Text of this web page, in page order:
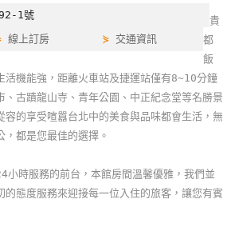
1號
線上訂房 ⋟ 交通資訊
貴
都
飯
活機能強，距離火車站及捷運站僅有8~10分鐘
、古蹟龍山寺、青年公園、中正紀念堂等名勝景
容的享受喧囂台北中的美食與品味都會生活，無
都是您最佳的選擇。
小時服務的前台，本館房間溫馨優雅，我們並
的態度服務來迎接每一位入住的旅客，讓您有賓